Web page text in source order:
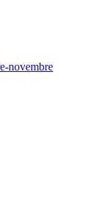
novembre